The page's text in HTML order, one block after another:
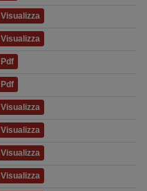
Visualizza
Visualizza
Pdf
Pdf
Visualizza
Visualizza
Visualizza
Visualizza